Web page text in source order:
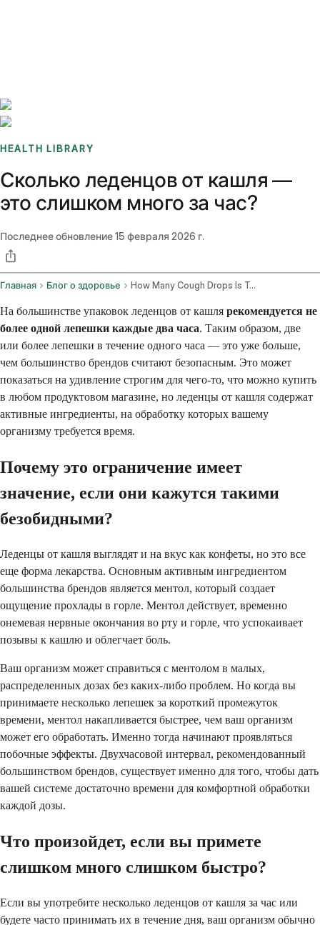
HEALTH LIBRARY
Сколько леденцов от кашля —
это слишком много за час?
Последнее обновление15 февраля 2026 г.
Главная Блог о здоровье How Many Cough Drops Is Too Many In An Hour
На большинстве упаковок леденцов от кашля рекомендуется не
более одной лепешки каждые два часа. Таким образом, две
или более лепешки в течение одного часа — это уже больше,
чем большинство брендов считают безопасным. Это может
показаться на удивление строгим для чего-то, что можно купить
в любом продуктовом магазине, но леденцы от кашля содержат
активные ингредиенты, на обработку которых вашему
организму требуется время.
Почему это ограничение имеет
значение, если они кажутся такими
безобидными?
Леденцы от кашля выглядят и на вкус как конфеты, но это все
еще форма лекарства. Основным активным ингредиентом
большинства брендов является ментол, который создает
ощущение прохлады в горле. Ментол действует, временно
онемевая нервные окончания во рту и горле, что успокаивает
позывы к кашлю и облегчает боль.
Ваш организм может справиться с ментолом в малых,
распределенных дозах без каких-либо проблем. Но когда вы
принимаете несколько лепешек за короткий промежуток
времени, ментол накапливается быстрее, чем ваш организм
может его обработать. Именно тогда начинают проявляться
побочные эффекты. Двухчасовой интервал, рекомендованный
большинством брендов, существует именно для того, чтобы дать
вашей системе достаточно времени для комфортной обработки
каждой дозы.
Что произойдет, если вы примете
слишком много слишком быстро?
Если вы употребите несколько леденцов от кашля за час или
будете часто принимать их в течение дня, ваш организм обычно